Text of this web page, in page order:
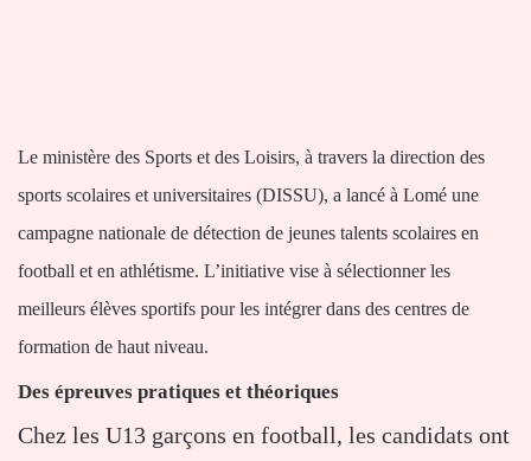
Le ministère des Sports et des Loisirs, à travers la direction des
sports scolaires et universitaires (DISSU), a lancé à Lomé une
campagne nationale de détection de jeunes talents scolaires en
football et en athlétisme. L’initiative vise à sélectionner les
meilleurs élèves sportifs pour les intégrer dans des centres de
formation de haut niveau.
Des épreuves pratiques et théoriques
Chez les U13 garçons en football, les candidats ont